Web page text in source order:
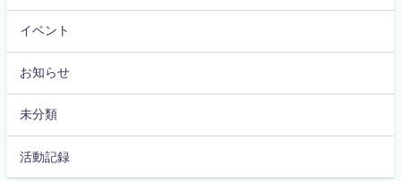
イベント
お知らせ
未分類
活動記録